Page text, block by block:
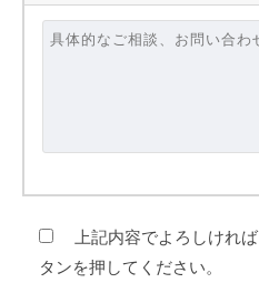
上記内容でよろしけれ
タンを押してください。